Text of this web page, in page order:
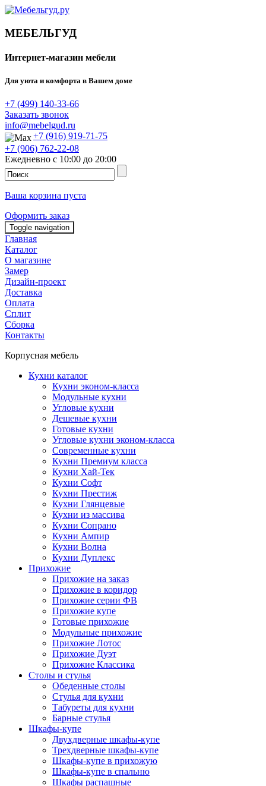
МЕБЕЛЬГУД
Интернет-магазин мебели
Для уюта и комфорта в Вашем доме
+7 (499) 140-33-66
Заказать звонок
info@mebelgud.ru
+7 (916) 919-71-75
+7 (906) 762-22-08
Ежедневно с 10:00 до 20:00
Ваша корзина пуста
Оформить заказ
Toggle navigation
Главная
Каталог
О магазине
Замер
Дизайн-проект
Доставка
Оплата
Сплит
Сборка
Контакты
Корпусная мебель
Кухни каталог
Кухни эконом-класса
Модульные кухни
Угловые кухни
Дешевые кухни
Готовые кухни
Угловые кухни эконом-класса
Современные кухни
Кухни Премиум класса
Кухни Хай-Тек
Кухни Софт
Кухни Престиж
Кухни Глянцевые
Кухни из массива
Кухни Сопрано
Кухни Ампир
Кухни Волна
Кухни Дуплекс
Прихожие
Прихожие на заказ
Прихожие в коридор
Прихожие серии ФВ
Прихожие купе
Готовые прихожие
Модульные прихожие
Прихожие Лотос
Прихожие Дуэт
Прихожие Классика
Столы и стулья
Обеденные столы
Стулья для кухни
Табуреты для кухни
Барные стулья
Шкафы-купе
Двухдверные шкафы-купе
Трехдверные шкафы-купе
Шкафы-купе в прихожую
Шкафы-купе в спальню
Шкафы распашные